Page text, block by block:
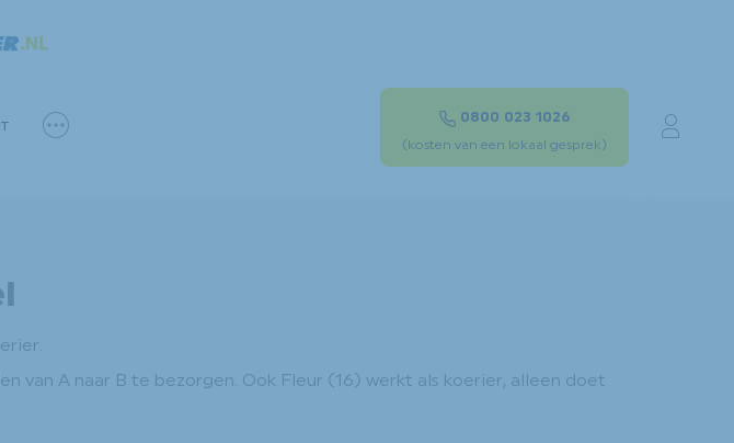
0800 023 1026
(kosten van een lokaal gesprek)
van A naar B te bezorgen. Ook Fleur (16) werkt als koerier, alleen doet